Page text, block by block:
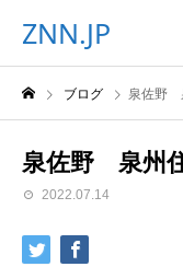
ZNN.JP
ブログ 泉佐野
泉佐野 泉州
2022.07.14